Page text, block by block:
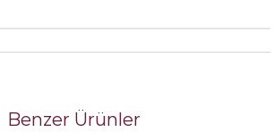
Benzer Ürünler